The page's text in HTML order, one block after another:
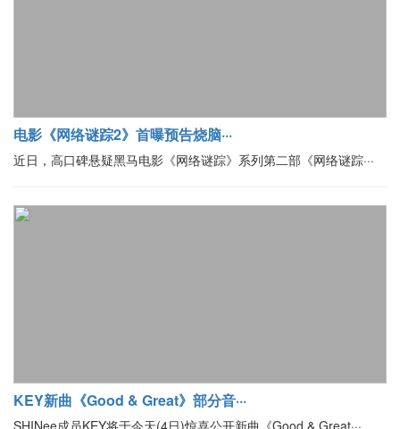
电影《网络谜踪2》首曝预告烧脑···
近日，高口碑悬疑黑马电影《网络谜踪》系列第二部《网络谜踪···
KEY新曲《Good & Great》部分音···